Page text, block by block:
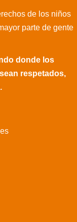
de los niños
parte de gente
donde los
respetados,